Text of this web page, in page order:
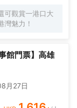
可觀賞一港口大
灣魅力！
館門票】高雄
月27日